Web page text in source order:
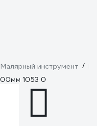
Малярный инструмент /